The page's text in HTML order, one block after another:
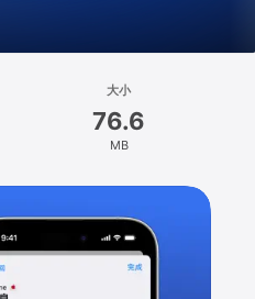
大小
76.6
MB